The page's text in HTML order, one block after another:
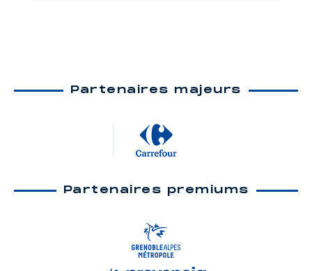
Partenaires majeurs
Partenaires premiums